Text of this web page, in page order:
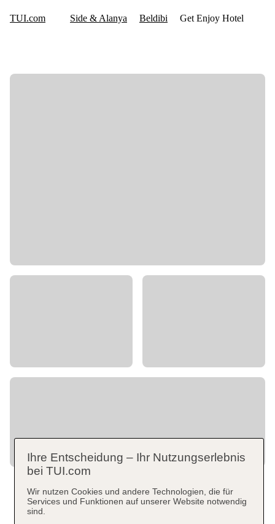
Ihre Entscheidung – Ihr Nutzungserlebnis
bei TUI.com
Wir nutzen Cookies und andere Technologien, die für
Services und Funktionen auf unserer Website notwendig
sind.